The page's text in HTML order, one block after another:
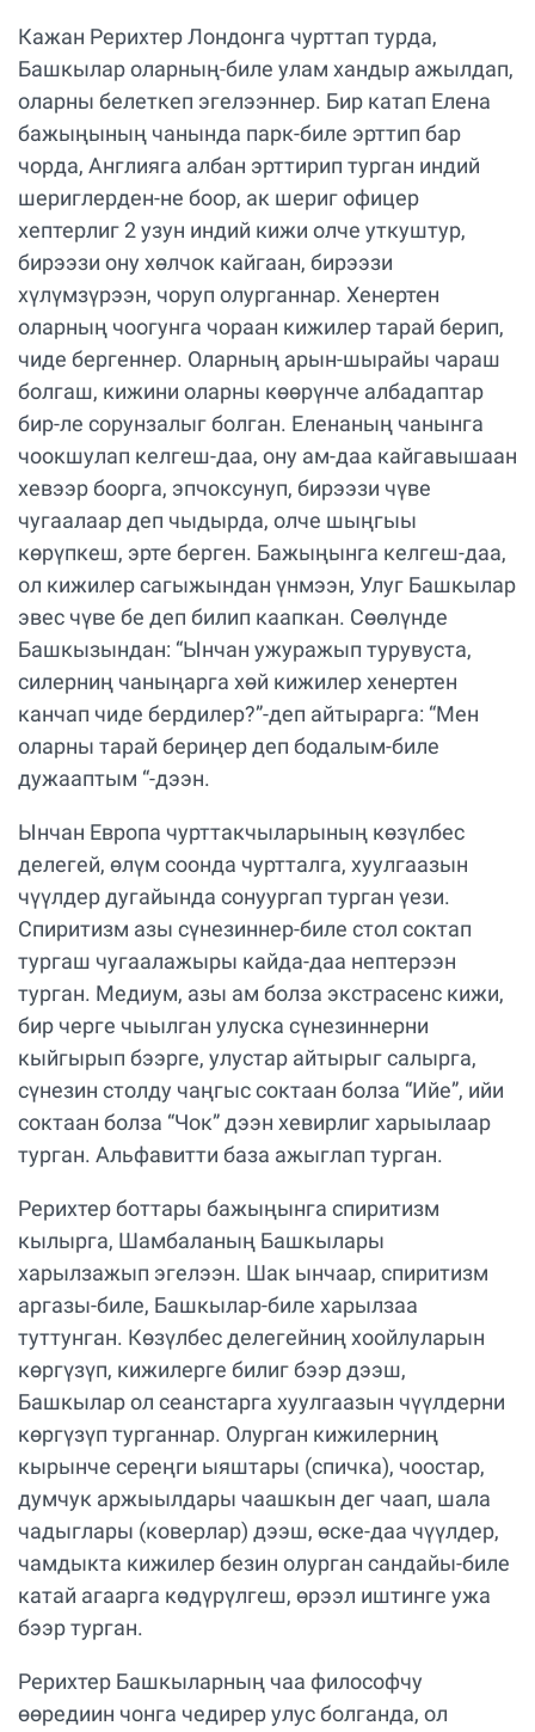
Кажан Рерихтер Лондонга чурттап турда,
Башкылар оларның-биле улам хандыр ажылдап,
оларны белеткеп эгелээннер. Бир катап Елена
бажыңының чанында парк-биле эрттип бар
чорда, Англияга албан эрттирип турган индий
шериглерден-не боор, ак шериг офицер
хептерлиг 2 узун индий кижи олче уткуштур,
бирээзи ону хөлчок кайгаан, бирээзи
хүлүмзүрээн, чоруп олурганнар. Хенертен
оларның чоогунга чораан кижилер тарай берип,
чиде бергеннер. Оларның арын-шырайы чараш
болгаш, кижини оларны көөрүнче албадаптар
бир-ле сорунзалыг болган. Еленаның чанынга
чоокшулап келгеш-даа, ону ам-даа кайгавышаан
хевээр боорга, эпчоксунуп, бирээзи чүве
чугаалаар деп чыдырда, олче шыңгыы
көрүпкеш, эрте берген. Бажыңынга келгеш-даа,
ол кижилер сагыжындан үнмээн, Улуг Башкылар
эвес чүве бе деп билип каапкан. Сөөлүнде
Башкызындан: “Ынчан ужуражып турувуста,
силерниң чаныңарга хөй кижилер хенертен
канчап чиде бердилер?”-деп айтырарга: “Мен
оларны тарай бериңер деп бодалым-биле
дужааптым “-дээн.
Ынчан Европа чурттакчыларының көзүлбес
делегей, өлүм соонда чуртталга, хуулгаазын
чүүлдер дугайында сонуургап турган үези.
Спиритизм азы сүнезиннер-биле стол соктап
тургаш чугаалажыры кайда-даа нептерээн
турган. Медиум, азы ам болза экстрасенс кижи,
бир черге чыылган улуска сүнезиннерни
кыйгырып бээрге, улустар айтырыг салырга,
сүнезин столду чаңгыс соктаан болза “Ийе”, ийи
соктаан болза “Чок” дээн хевирлиг харыылаар
турган. Альфавитти база ажыглап турган.
Рерихтер боттары бажыңынга спиритизм
кылырга, Шамбаланың Башкылары
харылзажып эгелээн. Шак ынчаар, спиритизм
аргазы-биле, Башкылар-биле харылзаа
туттунган. Көзүлбес делегейниң хоойлуларын
көргүзүп, кижилерге билиг бээр дээш,
Башкылар ол сеанстарга хуулгаазын чүүлдерни
көргүзүп турганнар. Олурган кижилерниң
кырынче сереңги ыяштары (спичка), чоостар,
думчук аржыылдары чаашкын дег чаап, шала
чадыглары (коверлар) дээш, өске-даа чүүлдер,
чамдыкта кижилер безин олурган сандайы-биле
катай агаарга көдүрүлгеш, өрээл иштинге ужа
бээр турган.
Рерихтер Башкыларның чаа философчу
өөредиин чонга чедирер улус болганда, ол